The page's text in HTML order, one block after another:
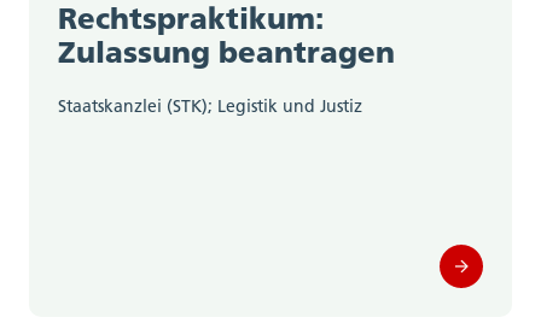
Rechtspraktikum:
Zulassung beantragen
Staatskanzlei (STK); Legistik und Justiz